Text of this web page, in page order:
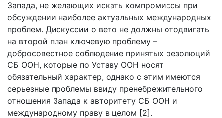
Запада, не желающих искать компромиссы при
обсуждении наиболее актуальных международных
проблем. Дискуссии о вето не должны отодвигать
на второй план ключевую проблему –
добросовестное соблюдение принятых резолюций
СБ ООН, которые по Уставу ООН носят
обязательный характер, однако с этим имеются
серьезные проблемы ввиду пренебрежительного
отношения Запада к авторитету СБ ООН и
международному праву в целом [2].